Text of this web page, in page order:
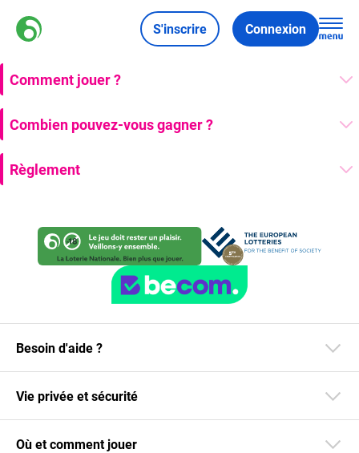
S'inscrire Connexion
Comment jouer ?
Combien pouvez-vous gagner ?
Règlement
Besoin d'aide ?
Vie privée et sécurité
Où et comment jouer